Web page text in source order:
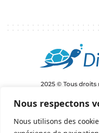
Nous respectons
Nous utilisons des
2025 © Tous droits